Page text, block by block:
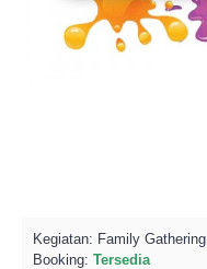
Kegiatan: Family Gathering
Booking: Tersedia